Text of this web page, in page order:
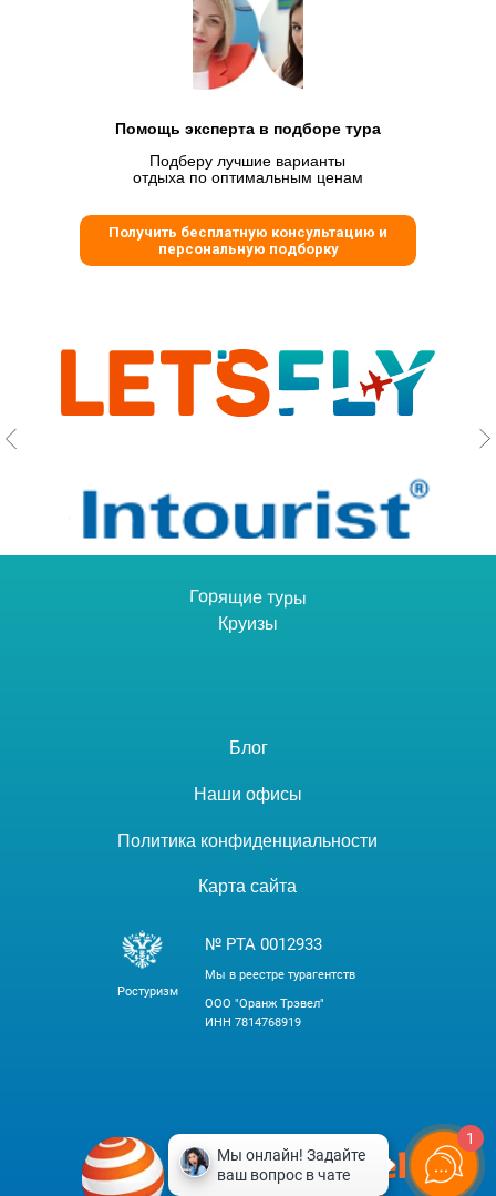
Помощь эксперта в подборе тура
Подберу лучшие варианты
отдыха по оптимальным ценам
Получить бесплатную консультацию и
персональную подборку
Блог
Наши офисы
Политика конфиденциальности
Карта сайта
ООО "Оранж Трэвел"
ИНН 7814768919
Горящие туры
Круизы
Мы в реестре турагентств
Ростуризм
№ РТА 0012933
1